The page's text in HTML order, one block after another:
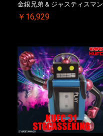
金銀兄弟 & ジャスティスマン
2.0 初回シリアルNO.入 ケース
￥16,929